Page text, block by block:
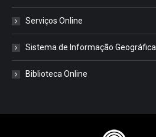
Serviços Online
Sistema de Informação Geográfica
Biblioteca Online